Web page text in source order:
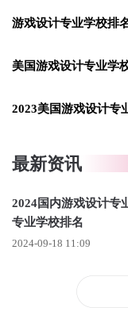
2024国内游
2.清华大学
3.上海交通大学
4.复旦大学
游戏设计专业学校排
美国游戏设计专业学
2023美国游戏设计专
最新资讯
2024国内游戏设计专
专业学校排名
2024-09-18 11:09